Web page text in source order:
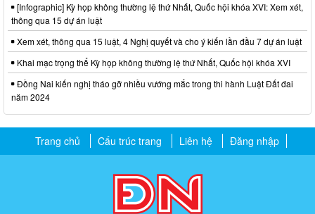
[Infographic] Kỳ họp không thường lệ thứ Nhất, Quốc hội khóa XVI: Xem xét,
thông qua 15 dự án luật
Xem xét, thông qua 15 luật, 4 Nghị quyết và cho ý kiến lần đầu 7 dự án luật
Khai mạc trọng thể Kỳ họp không thường lệ thứ Nhất, Quốc hội khóa XVI
Đồng Nai kiến nghị tháo gỡ nhiều vướng mắc trong thi hành Luật Đất đai
năm 2024
Trang chủ Cấu trúc trang Liên hệ Đăng nhập